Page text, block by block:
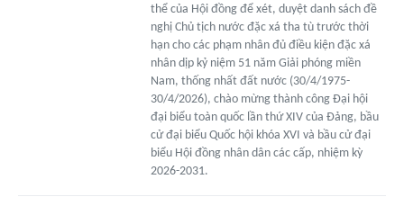
thể của Hội đồng để xét, duyệt danh sách đề
nghị Chủ tịch nước đặc xá tha tù trước thời
hạn cho các phạm nhân đủ điều kiện đặc xá
nhân dịp kỷ niệm 51 năm Giải phóng miền
Nam, thống nhất đất nước (30/4/1975-
30/4/2026), chào mừng thành công Đại hội
đại biểu toàn quốc lần thứ XIV của Đảng, bầu
cử đại biểu Quốc hội khóa XVI và bầu cử đại
biểu Hội đồng nhân dân các cấp, nhiệm kỳ
2026-2031.